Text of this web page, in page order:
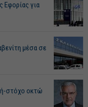
Εφορίας για
μέσα σε
στόχο οκτώ